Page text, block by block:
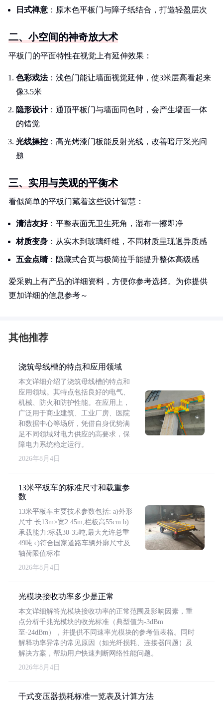
日式禅意 ：原木色平板门与障子纸结合，打造轻盈层次
二、小空间的神奇放大术
平板门的平面特性在视觉上有延伸效果：
色彩戏法：浅色门能让墙面视觉延伸，使3米层高看起来
像3.5米
隐形设计：通顶平板门与墙面同色时，会产生墙面一体
的错觉
光线操控 ：高光烤漆门板能反射光线，改善暗厅采光问
题
三、实用与美观的平衡术
看似简单的平板门藏着这些设计智慧：
清洁友好：平整表面无卫生死角，湿布一擦即净
材质变身 ：从实木到玻璃纤维，不同材质呈现迥异质感
五金点睛：隐藏式合页与极简拉手能提升整体高级感
爱采购上有产品的详细资料，方便你参考选择。为你提供
更加详细的信息参考～
其他推荐
浇筑母线槽的特点和应用领域
本文详细介绍了浇筑母线槽的特点和
应用领域。其特点包括良好的电气、
机械、防火和防护性能。在应用上，
广泛用于商业建筑、工业厂房、医院
和数据中心等场所，凭借自身优势满
足不同领域对电力供应的高要求，保
障电力系统稳定运行。
2026年8月4日
13米平板车的标准尺寸和载重参
数
13米平板车主要技术参数包括: a)外形
尺寸:长13m×宽2.45m,栏板高55cm b)
承载能力:标载30-35吨,最大允许总重
49吨 c)符合国家道路车辆外廓尺寸及
轴荷限值标准
2026年8月4日
光模块接收功率多少是正常
本文详细解答光模块接收功率的正常范围及影响因素，重
点分析千兆光模块的收光标准（典型值为-3dBm
至-24dBm），并提供不同速率光模块的参考值表格。同时
解释功率异常的常见原因（如光纤损耗、连接器问题）及
解决方案，帮助用户快速判断网络性能问题。
2026年8月4日
干式变压器损耗标准一览表及计算方法